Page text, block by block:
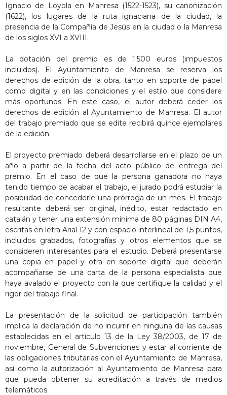
Ignacio de Loyola en Manresa (1522-1523), su canonización
(1622), los lugares de la ruta ignaciana de la ciudad, la
presencia de la Compañía de Jesús en la ciudad o la Manresa
de los siglos XVI a XVIII.
La dotación del premio es de 1.500 euros (impuestos
incluidos). El Ayuntamiento de Manresa se reserva los
derechos de edición de la obra, tanto en soporte de papel
como digital y en las condiciones y el estilo que considere
más oportunos. En este caso, el autor deberá ceder los
derechos de edición al Ayuntamiento de Manresa. El autor
del trabajo premiado que se edite recibirá quince ejemplares
de la edición.
El proyecto premiado deberá desarrollarse en el plazo de un
año a partir de la fecha del acto público de entrega del
premio. En el caso de que la persona ganadora no haya
tenido tiempo de acabar el trabajo, el jurado podrá estudiar la
posibilidad de concederle una prórroga de un mes. El trabajo
resultante deberá ser original, inédito, estar redactado en
catalán y tener una extensión mínima de 80 páginas DIN A4,
escritas en letra Arial 12 y con espacio interlineal de 1,5 puntos,
incluidos grabados, fotografías y otros elementos que se
consideren interesantes para el estudio. Deberá presentarse
una copia en papel y otra en soporte digital que deberán
acompañarse de una carta de la persona especialista que
haya avalado el proyecto con la que certifique la calidad y el
rigor del trabajo final.
La presentación de la solicitud de participación también
implica la declaración de no incurrir en ninguna de las causas
establecidas en el artículo 13 de la Ley 38/2003, de 17 de
noviembre, General de Subvenciones y estar al corriente de
las obligaciones tributarias con el Ayuntamiento de Manresa,
así como la autorización al Ayuntamiento de Manresa para
que pueda obtener su acreditación a través de medios
telemáticos.